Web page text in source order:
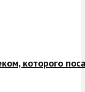
которого